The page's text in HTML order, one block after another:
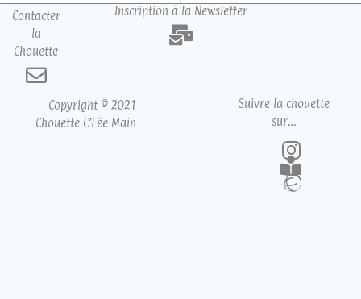
Contacter
la
Chouette
Inscription à la Newsletter
Copyright © 2021
Chouette C’Fée Main
Suivre la chouette
sur…